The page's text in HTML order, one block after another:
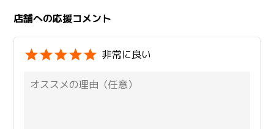
店舗への応援コメント
非常に良い